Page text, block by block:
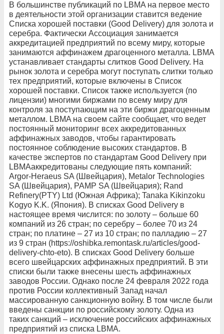
В большинстве публикаций по LBMA на первое место
в деятельности этой организации ставится ведение
Списка хорошей поставки (Good Delivery) для золота и
серебра. Фактически Ассоциация занимается
аккредитацией предприятий по всему миру, которые
занимаются аффинажем драгоценного металла. LBMA
устанавливает стандарты слитков Good Delivery. На
рынок золота и серебра могут поступать слитки только
тех предприятий, которые включены в Список
хорошей поставки. Список также используется (по
лицензии) многими биржами по всему миру для
контроля за поступающим на эти биржи драгоценным
металлом. LBMA на своем сайте сообщает, что ведет
постоянный мониторинг всех аккредитованных
аффинажных заводов, чтобы гарантировать
постоянное соблюдение высоких стандартов. В
качестве экспертов по стандартам Good Delivery при
LBMAаккредитованы следующие пять компаний:
Argor-Heraeus SA (Швейцария), Metalor Technologies
SA (Швейцария), PAMP SA (Швейцария); Rand
Refinery(PTY) Ltd (Южная Африка); Tanaka Kikinzoku
Kogyo K.K. (Япония). В списках Good Delivery в
настоящее время числится: по золоту – больше 60
компаний из 26 стран; по серебру – более 70 из 24
стран; по платине – 27 из 10 стран; по палладию – 27
из 9 стран (https://oshibka.remontask.ru/articles/good-
delivery-chto-eto). В списках Good Delivery больше
всего швейцарских аффинажных предприятий. В эти
списки были также внесены шесть аффинажных
заводов России. Однако после 24 февраля 2022 года
против России коллективный Запад начал
массированную санкционную войну. В том числе были
введены санкции по российскому золоту. Одна из
таких санкций – исключение российских аффинажных
предприятий из списка LBMA.